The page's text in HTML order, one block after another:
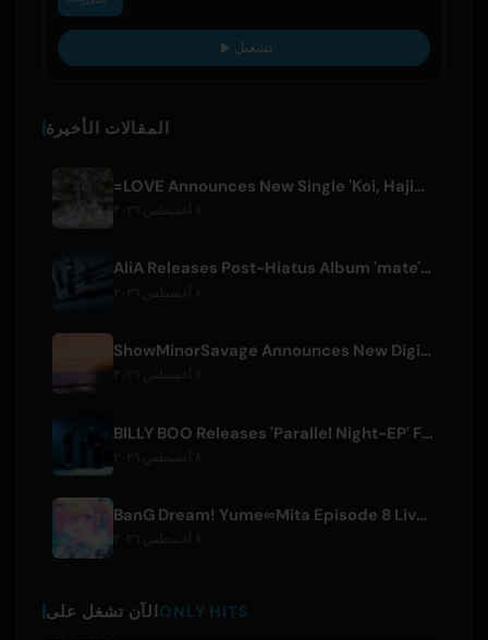
تشغيل
المقالات الأخيرة
=LOVE Announces New Single 'Koi, Hajimemashita.' and Tokyo Dome Concerts
AliA Releases Post-Hiatus Album 'mate', Announces Tokyo Live
ShowMinorSavage Announces New Digital Single 'Gradation'
BILLY BOO Releases 'Parallel Night-EP' Featuring TV Drama Theme Song
BanG Dream! Yume∞Mita Episode 8 Live Clip Released
الآن تشغل علىONLY HITS